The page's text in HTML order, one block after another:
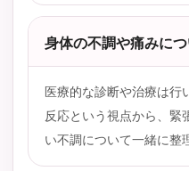
身体の不調や痛みに
医療的な診断や治療は行
反応という視点から、緊
い不調について一緒に整